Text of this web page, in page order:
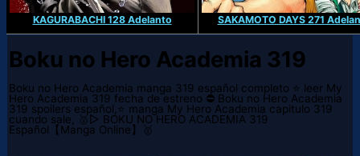
KAGURABACHI 128 Adelanto SAKAMOTO DAYS 271
Boku no Hero Academia 319
Boku no Hero Academia manga 319 español completo ⭐ leer My
Hero Academia 319 fecha de estreno ⛔ Boku no Hero Academia
319 spoilers español,⭐ manga My Hero Academia capitulo 319
cuando sale, 🥇▷ BOKU NO HERO ACADEMIA 319
Español【Manga Online】🥇